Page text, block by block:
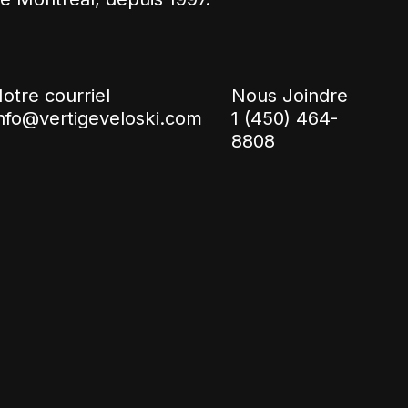
courriel
Nous Joindre
1 (450) 464-
8808